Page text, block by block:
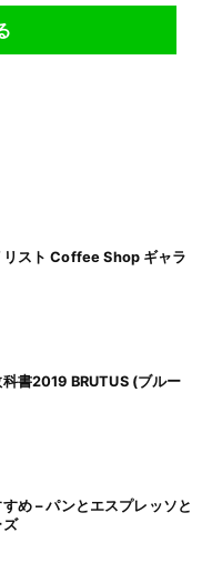
リスト Coffee Shop ギャラ
書2019 BRUTUS (ブルー
め – パンとエスプレッソと
ズ